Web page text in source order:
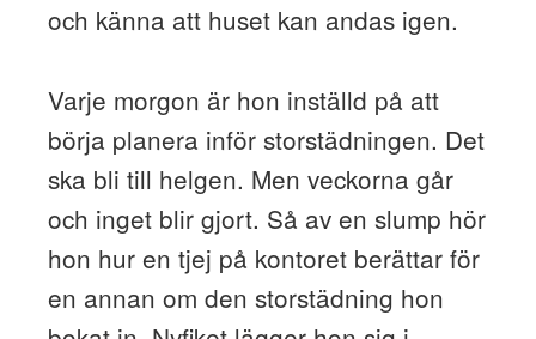
och känna att huset kan andas igen.
Varje morgon är hon inställd på att
börja planera inför storstädningen. Det
ska bli till helgen. Men veckorna går
och inget blir gjort. Så av en slump hör
hon hur en tjej på kontoret berättar för
en annan om den storstädning hon